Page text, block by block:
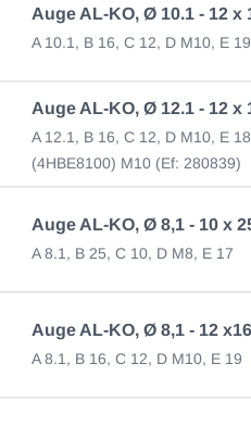
A 10.1, B 16, C 12, D M10, E 19
A 12.1, B 16, C 12, D M10, E 18
(4HBE8100) M10 (Ef: 280839)
A 8.1, B 25, C 10, D M8, E 17
A 8.1, B 16, C 12, D M10, E 19